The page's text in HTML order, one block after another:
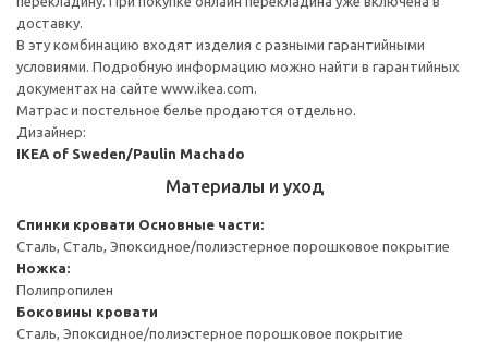
доставку.
В эту комбинацию входят изделия с разными гарантийными
условиями. Подробную информацию можно найти в гарантийных
документах на сайте www.ikea.com.
Матрас и постельное белье продаются отдельно.
Дизайнер:
IKEA of Sweden/Paulin Machado
Материалы и уход
Спинки кровати Основные части:
Сталь, Сталь, Эпоксидное/полиэстерное порошковое покрытие
Ножка:
Полипропилен
Боковины кровати
Сталь, Эпоксидное/полиэстерное порошковое покрытие